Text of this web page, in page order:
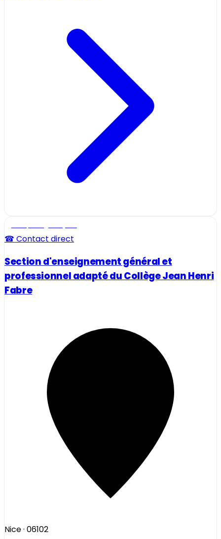
☎ Contact direct
Section d'enseignement général et
professionnel adapté du Collège Jean Henri
Fabre
Nice· 06102